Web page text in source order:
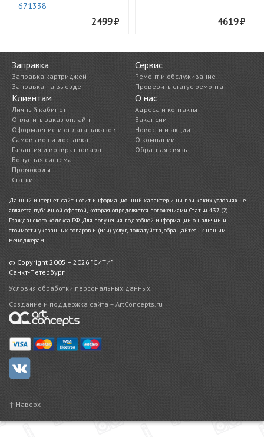
671338
2499 4619
Заправка
Заправка картриджей
Заправка на выезде
Сервис
Ремонт и обслуживание
Проверить статус ремонта
Клиентам
Личный кабинет
Оплатить заказ онлайн
Оформление и оплата заказов
Самовывоз и доставка
Гарантия и возврат товара
Бонусная система
Промокоды
Статьи
О нас
Адреса и контакты
Вакансии
Новости и акции
О компании
Обратная связь
Данный интернет-сайт носит информационный характер и ни при каких условиях не
является публичной офертой, которая определяется положениями Статьи 437 (2)
Гражданского кодекса РФ. Для получения подробной информации о наличии и
стоимости указанных товаров и (или) услуг, пожалуйста, обращайтесь к нашим
менеджерам.
© Copyright 2005 – 2026 "СИТИ"
Санкт-Петербург
Условия обработки персональных данных.
Создание и поддержка сайта – ArtConcepts.ru
↑ Наверх